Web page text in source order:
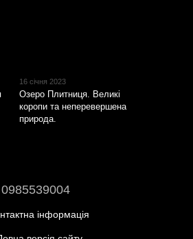
16 січня 2023
Озеро Плитниця. Великі
коропи та неперевершена
природа.
0985539004
інформація